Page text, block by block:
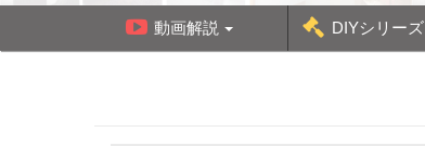
動画解説 DIYシリーズ